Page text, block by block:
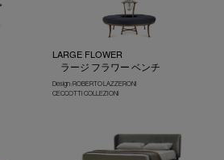
LARGE FLOWER
ラージ フラワー ベンチ
Design : ROBERTO LAZZERONI
CECCOTTI COLLEZIONI